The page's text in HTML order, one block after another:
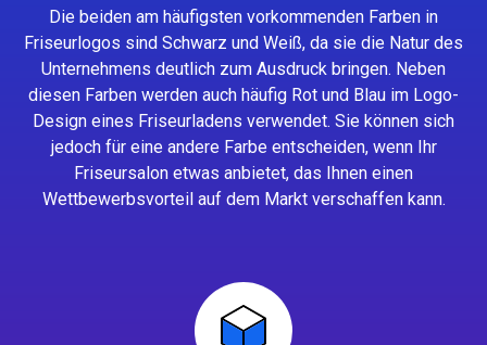
Die beiden am häufigsten vorkommenden Farben in
Friseurlogos sind Schwarz und Weiß, da sie die Natur des
Unternehmens deutlich zum Ausdruck bringen. Neben
diesen Farben werden auch häufig Rot und Blau im Logo-
Design eines Friseurladens verwendet. Sie können sich
jedoch für eine andere Farbe entscheiden, wenn Ihr
Friseursalon etwas anbietet, das Ihnen einen
Wettbewerbsvorteil auf dem Markt verschaffen kann.